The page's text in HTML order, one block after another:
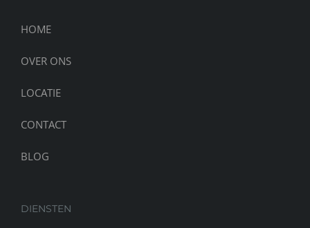
HOME
OVER ONS
LOCATIE
CONTACT
BLOG
DIENSTEN